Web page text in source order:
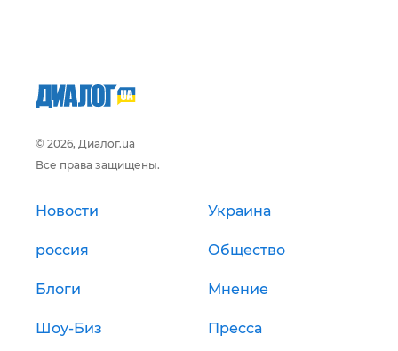
© 2026, Диалог.ua
Все права защищены.
Новости Украина
россия Общество
Блоги Мнение
Шоу-Биз Пресса